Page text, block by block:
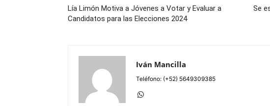
Lía Limón Motiva a Jóvenes a Votar y Evaluar a
Candidatos para las Elecciones 2024
Se
Iván Mancilla
Teléfono: (+52) 5649309385